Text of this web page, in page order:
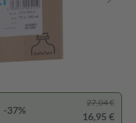
-37%
27,04 €
16,95 €